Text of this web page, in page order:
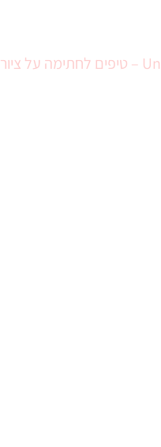
– טיפים לחתימה על ציור